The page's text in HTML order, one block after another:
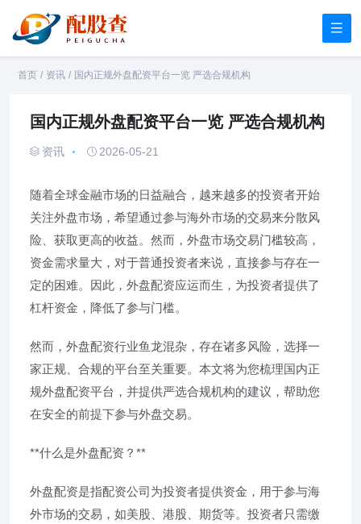
首页 / 资讯 / 国内正规外盘配资平台一览 严选合规机构
国内正规外盘配资平台一览 严选合规机构
资讯 2026-05-21
随着全球金融市场的日益融合，越来越多的投资者开始
关注外盘市场，希望通过参与海外市场的交易来分散风
险、获取更高的收益。然而，外盘市场交易门槛较高，
资金需求量大，对于普通投资者来说，直接参与存在一
定的困难。因此，外盘配资应运而生，为投资者提供了
杠杆资金，降低了参与门槛。
然而，外盘配资行业鱼龙混杂，存在诸多风险，选择一
家正规、合规的平台至关重要。本文将为您梳理国内正
规外盘配资平台，并提供严选合规机构的建议，帮助您
在安全的前提下参与外盘交易。
**什么是外盘配资？**
外盘配资是指配资公司为投资者提供资金，用于参与海
外市场的交易，如美股、港股、期货等。投资者只需缴